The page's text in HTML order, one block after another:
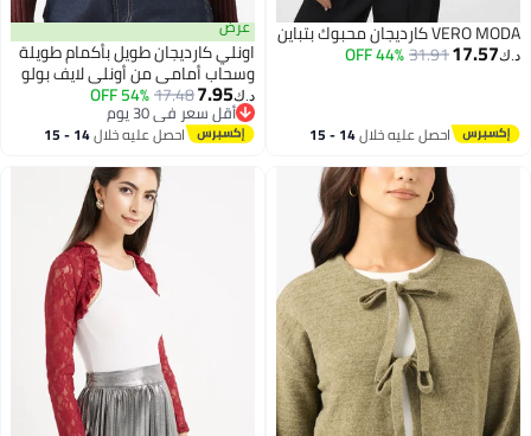
VERO MODA كارديجان محبوك بتباين
د.ك‏17.57
31.91
44% OFF
احصل عليه خلال 14 - 15
عرض
اونلي كارديجان طويل بأكمام طويلة
وسحاب أمامي من أونلي لايف بولو
د.ك‏7.95
17.48
54% OFF
أقل سعر في 30 يوم
أقل سعر في 30 يوماحصل عليه خلال 14 - 15